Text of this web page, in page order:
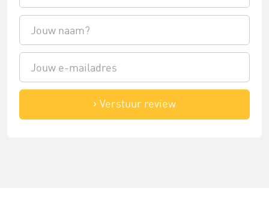
Verstuur review